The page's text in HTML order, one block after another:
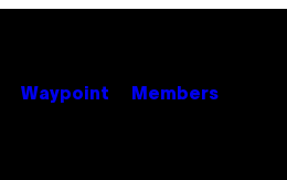
Waypoint Members